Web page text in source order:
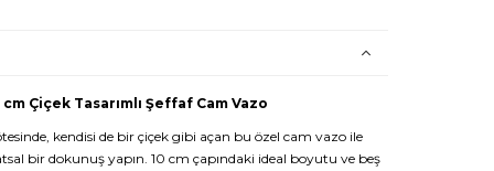
Çiçek Tasarımlı Şeffaf Cam Vazo
kendisi de bir çiçek gibi açan bu özel cam vazo ile
bir dokunuş yapın. 10 cm çapındaki ideal boyutu ve beş